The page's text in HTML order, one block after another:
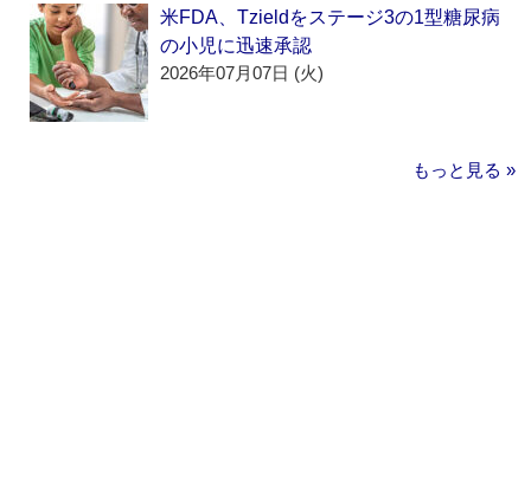
米FDA、Tzieldをステージ3の1型糖尿病
の小児に迅速承認
2026年07月07日 (火)
もっと見る »